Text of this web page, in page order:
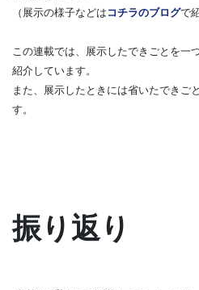
（展示の様子などは コチラのブログで
この連載では、展示したできごとを一
紹介しています。
また、展示したときには省いたできご
す。
振り返り